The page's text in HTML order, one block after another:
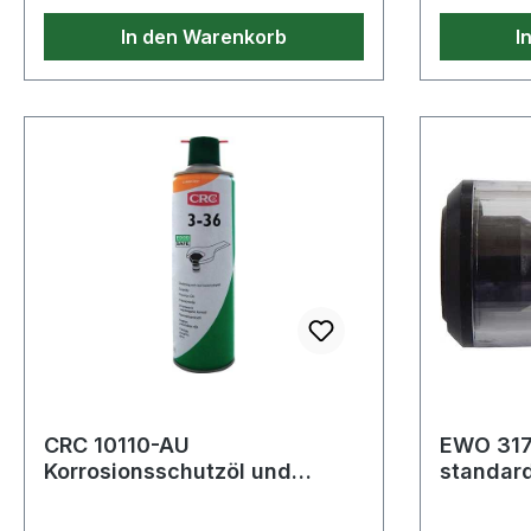
Reg. Nr. 143097
In den Warenkorb
FE-
CRC 10110-AU
Korrosionsschutzöl und
EWO